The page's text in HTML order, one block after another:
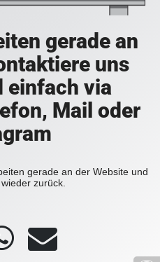
gerade an
uns
einfach via
Mail oder
gerade an der Website und
zurück.